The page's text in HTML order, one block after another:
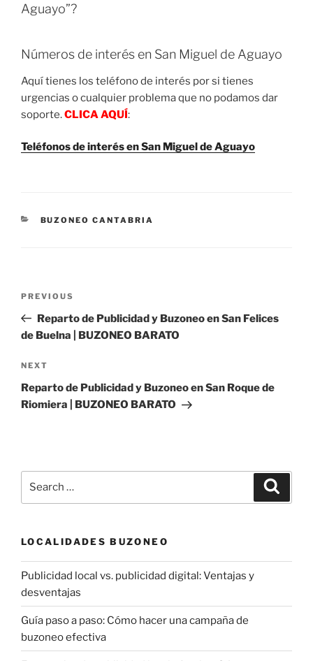
Aguayo”?
Números de interés en San Miguel de Aguayo
Aquí tienes los teléfono de interés por si tienes
urgencias o cualquier problema que no podamos dar
soporte.CLICA AQUÍ:
Teléfonos de interés en San Miguel de Aguayo
CATEGORIES
BUZONEO CANTABRIA
Previous
Post
PREVIOUS
Reparto de Publicidad y Buzoneo en San Felices
de Buelna | BUZONEO BARATO
Next
Post
NEXT
Reparto de Publicidad y Buzoneo en San Roque de
Riomiera | BUZONEO BARATO
LOCALIDADES BUZONEO
Publicidad local vs. publicidad digital: Ventajas y
desventajas
Guía paso a paso: Cómo hacer una campaña de
buzoneo efectiva